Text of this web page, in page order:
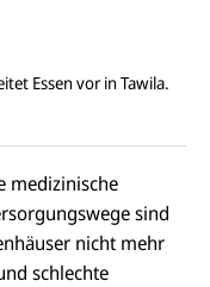
Essen vor in Tawila.
medizinische
sind
nicht mehr
schlechte